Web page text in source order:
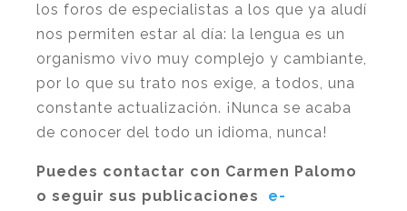
los foros de especialistas a los que ya aludí
nos permiten estar al día: la lengua es un
organismo vivo muy complejo y cambiante,
por lo que su trato nos exige, a todos, una
constante actualización. ¡Nunca se acaba
de conocer del todo un idioma, nunca!
Puedes contactar con Carmen Palomo
o seguir sus publicaciones e-